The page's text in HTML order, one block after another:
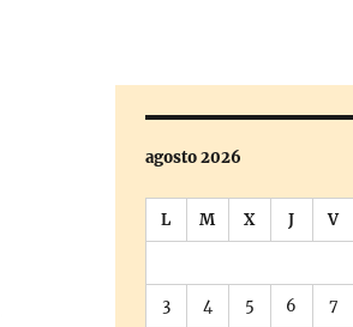
agosto 2026
L M X J V
3 4 5 6 7